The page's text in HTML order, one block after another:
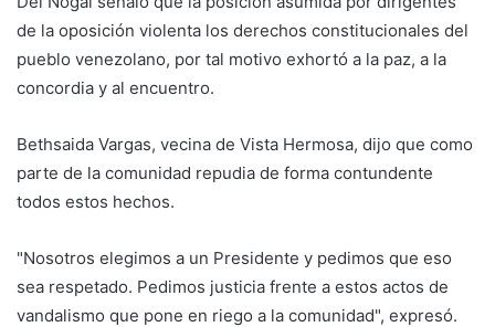
de la oposición violenta los derechos constitucionales del
pueblo venezolano, por tal motivo exhortó a la paz, a la
concordia y al encuentro.
Bethsaida Vargas, vecina de Vista Hermosa, dijo que como
parte de la comunidad repudia de forma contundente
todos estos hechos.
"Nosotros elegimos a un Presidente y pedimos que eso
sea respetado. Pedimos justicia frente a estos actos de
vandalismo que pone en riego a la comunidad", expresó.